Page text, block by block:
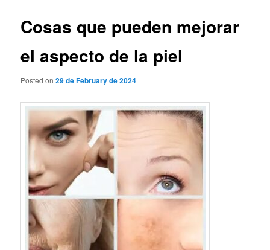
Cosas que pueden mejorar
el aspecto de la piel
Posted on29 de February de 2024